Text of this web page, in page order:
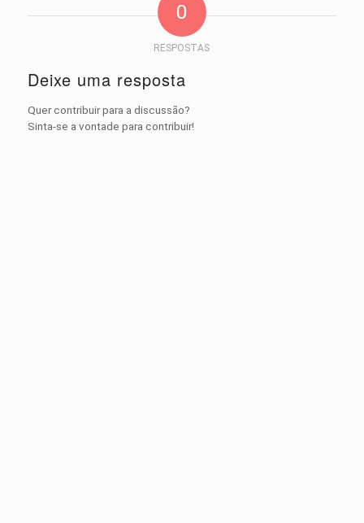
0
RESPOSTAS
Deixe uma resposta
Quer contribuir para a discussão?
Sinta-se a vontade para contribuir!